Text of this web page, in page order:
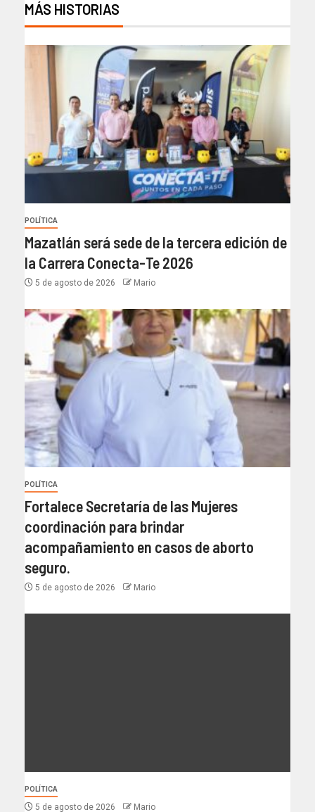
MÁS HISTORIAS
POLÍTICA
Mazatlán será sede de la tercera edición de
la Carrera Conecta-Te 2026
5 de agosto de 2026 Mario
POLÍTICA
Fortalece Secretaría de las Mujeres
coordinación para brindar
acompañamiento en casos de aborto
seguro.
5 de agosto de 2026 Mario
POLÍTICA
5 de agosto de 2026 Mario